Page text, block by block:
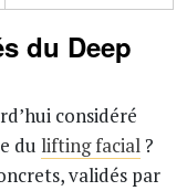
du Deep
considéré
du lifting facial ?
validés par